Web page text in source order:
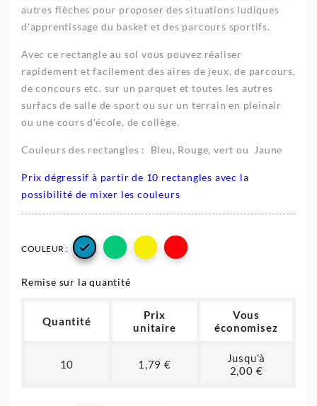
autres flèches pour proposer des situations ludiques
d'apprentissage du basket et des parcours sportifs.
Avec ce rectangle au sol vous pouvez réaliser
rapidement et facilement des aires de jeux, de parcours,
de concours etc. sur un parquet et toutes les autres
surfacs de salle de sport ou sur un terrain en pleinair
ou une cours d'école, de collège.
Couleurs des rectangles : Bleu, Rouge, vert ou Jaune
Prix dégressif à partir de 10 rectangles avec la
possibilité de mixer les couleurs
COULEUR : 
Remise sur la quantité
Quantité
Prix
unitaire
Vous
économisez
10 1,79 €
Jusqu'à
2,00 €